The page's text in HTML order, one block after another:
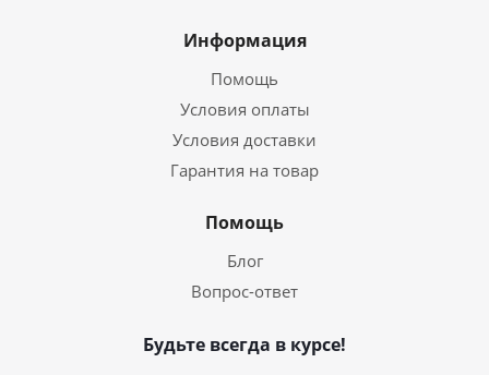
Информация
Помощь
Условия оплаты
Условия доставки
Гарантия на товар
Помощь
Блог
Вопрос-ответ
Будьте всегда в курсе!